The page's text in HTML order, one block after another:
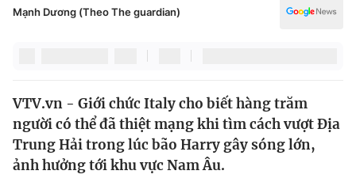
Pháp luật
Thế giới
Tin tức
Thế giới đó đây
Kinh tế
Công nghệ
Mạnh Dương (Theo The guardian)
VTV.vn - Giới chức Italy cho biết hàng trăm
người có thể đã thiệt mạng khi tìm cách vượt Địa
Trung Hải trong lúc bão Harry gây sóng lớn,
ảnh hưởng tới khu vực Nam Âu.